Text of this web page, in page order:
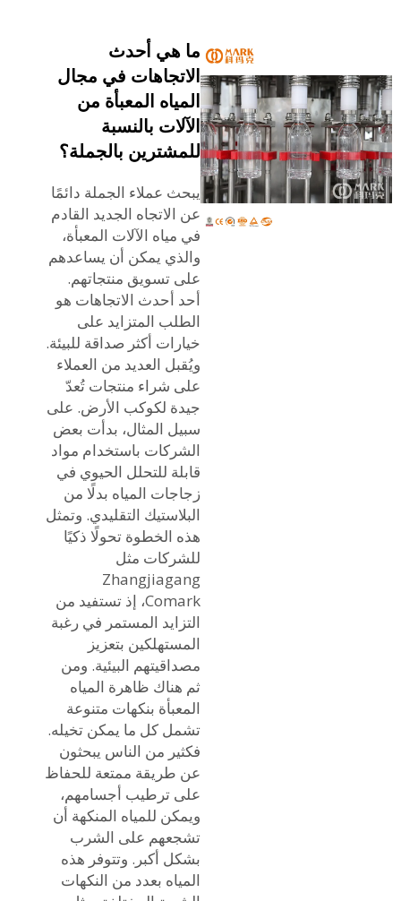
ما هي أحدث
الاتجاهات في مجال
المياه المعبأة من
الآلات بالنسبة
للمشترين بالجملة؟
يبحث عملاء الجملة دائمًا
عن الاتجاه الجديد القادم
في مياه الآلات المعبأة،
والذي يمكن أن يساعدهم
على تسويق منتجاتهم.
أحد أحدث الاتجاهات هو
الطلب المتزايد على
خيارات أكثر صداقة للبيئة.
ويُقبل العديد من العملاء
على شراء منتجات تُعدّ
جيدة لكوكب الأرض. على
سبيل المثال، بدأت بعض
الشركات باستخدام مواد
قابلة للتحلل الحيوي في
زجاجات المياه بدلًا من
البلاستيك التقليدي. وتمثل
هذه الخطوة تحولًا ذكيًا
للشركات مثل
Zhangjiagang
Comark، إذ تستفيد من
التزايد المستمر في رغبة
المستهلكين بتعزيز
مصداقيتهم البيئية. ومن
ثم هناك ظاهرة المياه
المعبأة بنكهات متنوعة
تشمل كل ما يمكن تخيله.
فكثير من الناس يبحثون
عن طريقة ممتعة للحفاظ
على ترطيب أجسامهم،
ويمكن للمياه المنكهة أن
تشجعهم على الشرب
بشكل أكبر. وتتوفر هذه
المياه بعدد من النكهات